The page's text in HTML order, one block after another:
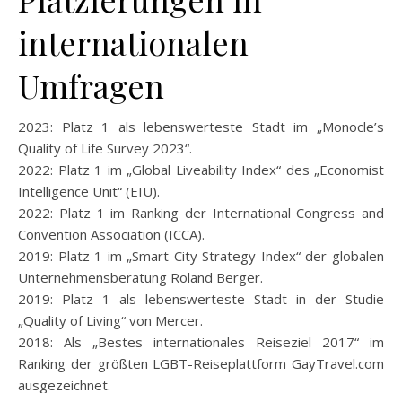
internationalen
Umfragen
2023: Platz 1 als lebenswerteste Stadt im „Monocle’s
Quality of Life Survey 2023“.
2022: Platz 1 im „Global Liveability Index“ des „Economist
Intelligence Unit“ (EIU).
2022: Platz 1 im Ranking der International Congress and
Convention Association (ICCA).
2019: Platz 1 im „Smart City Strategy Index“ der globalen
Unternehmensberatung Roland Berger.
2019: Platz 1 als lebenswerteste Stadt in der Studie
„Quality of Living“ von Mercer.
2018: Als „Bestes internationales Reiseziel 2017“ im
Ranking der größten LGBT-Reiseplattform GayTravel.com
ausgezeichnet.